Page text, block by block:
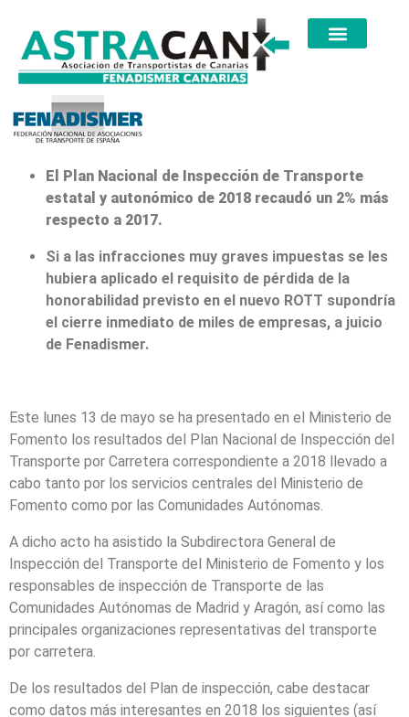
El Plan Nacional de Inspección de Transporte
estatal y autonómico de 2018 recaudó un 2% más
respecto a 2017.
Si a las infracciones muy graves impuestas se les
hubiera aplicado el requisito de pérdida de la
honorabilidad previsto en el nuevo ROTT supondría
el cierre inmediato de miles de empresas, a juicio
de Fenadismer.
Este lunes 13 de mayo se ha presentado en el Ministerio de
Fomento los resultados del Plan Nacional de Inspección del
Transporte por Carretera correspondiente a 2018 llevado a
cabo tanto por los servicios centrales del Ministerio de
Fomento como por las Comunidades Autónomas.
A dicho acto ha asistido la Subdirectora General de
Inspección del Transporte del Ministerio de Fomento y los
responsables de inspección de Transporte de las
Comunidades Autónomas de Madrid y Aragón, así como las
principales organizaciones representativas del transporte
por carretera.
De los resultados del Plan de inspección, cabe destacar
como datos más interesantes en 2018 los siguientes (así